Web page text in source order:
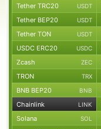
Tether TRC20 USDT
Tether BEP20 USDT
Tether TON USDT
USDC ERC20 USDC
Zcash ZEC
TRON TRX
BNB BEP20 BNB
Chainlink LINK
Solana SOL